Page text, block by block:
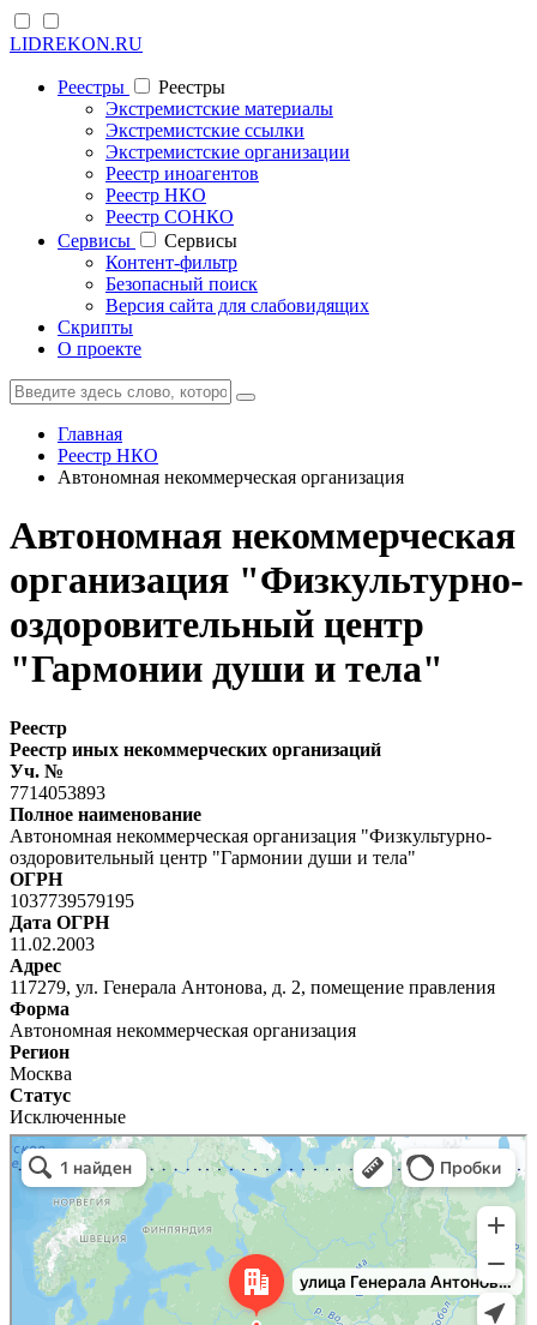
LIDREKON.RU
Реестры
Реестры
Экстремистские материалы
Экстремистские ссылки
Экстремистские организации
Реестр иноагентов
Реестр НКО
Реестр СОНКО
Cервисы
Cервисы
Контент-фильтр
Безопасный поиск
Версия сайта для слабовидящих
Скрипты
О проекте
Главная
Реестр НКО
Автономная некоммерческая организация
Автономная некоммерческая
организация "Физкультурно-
оздоровительный центр
"Гармонии души и тела"
Реестр
Реестр иных некоммерческих организаций
Уч. №
7714053893
Полное наименование
Автономная некоммерческая организация "Физкультурно-
оздоровительный центр "Гармонии души и тела"
ОГРН
1037739579195
Дата ОГРН
11.02.2003
Адрес
117279, ул. Генерала Антонова, д. 2, помещение правления
Форма
Автономная некоммерческая организация
Регион
Москва
Статус
Исключенные